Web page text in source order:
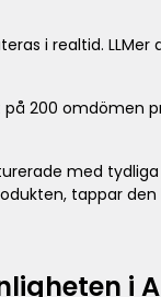
i realtid.
200 omdömen
med
tappar
i